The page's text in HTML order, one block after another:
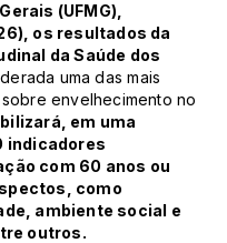
(UFMG),
os resultados da
da Saúde dos
uma das mais
envelhecimento no
em uma
indicadores
com 60 anos ou
como
ambiente social e
outros.